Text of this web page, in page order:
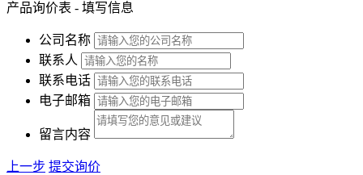
产品询价表 - 填写信息
公司名称
联系人
联系电话
电子邮箱
留言内容
上一步 提交询价